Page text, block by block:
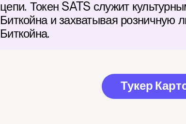
цепи. Токен SATS служит
Биткойна и захватывая розничную
Биткойна.
Тукер